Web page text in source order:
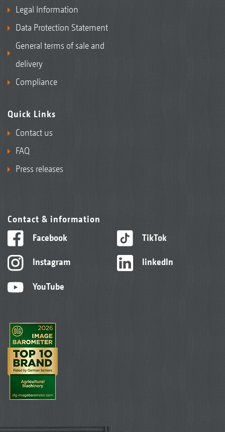
Legal Information
Data Protection Statement
General terms of sale and
delivery
Compliance
Quick Links
Contact us
FAQ
Press releases
Contact & information
Facebook
Instagram
YouTube
TikTok
linkedIn